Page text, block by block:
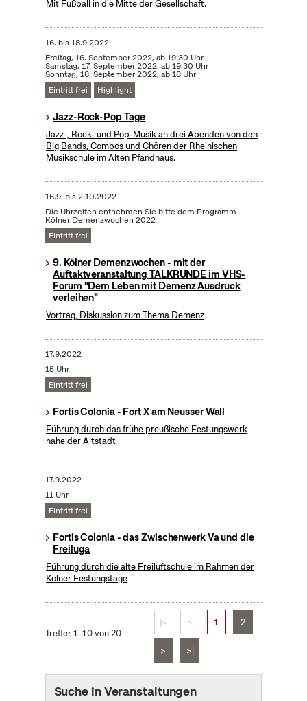
Mit Fußball in die Mitte der Gesellschaft.
16. bis18.9.2022
Freitag, 16. September 2022, ab 19:30 Uhr
Samstag, 17. September 2022, ab 19:30 Uhr
Sonntag, 18. September 2022, ab 18 Uhr
Eintritt frei
Highlight
Jazz-Rock-Pop Tage
Jazz-, Rock- und Pop-Musik an drei Abenden von den
Big Bands, Combos und Chören der Rheinischen
Musikschule im Alten Pfandhaus.
16.9. bis2.10.2022
Die Uhrzeiten entnehmen Sie bitte dem Programm
Kölner Demenzwochen 2022
Eintritt frei
9. Kölner Demenzwochen - mit der
Auftaktveranstaltung TALKRUNDE im VHS-
Forum "Dem Leben mit Demenz Ausdruck
verleihen"
Vortrag, Diskussion zum Thema Demenz
17.9.2022
15 Uhr
Eintritt frei
Fortis Colonia - Fort X am Neusser Wall
Führung durch das frühe preußische Festungswerk
nahe der Altstadt
17.9.2022
11 Uhr
Eintritt frei
Fortis Colonia - das Zwischenwerk Va und die
Freiluga
Führung durch die alte Freiluftschule im Rahmen der
Kölner Festungstage
Treffer 1–10 von 20
|< < 1 2
> >|
Suche in Veranstaltungen